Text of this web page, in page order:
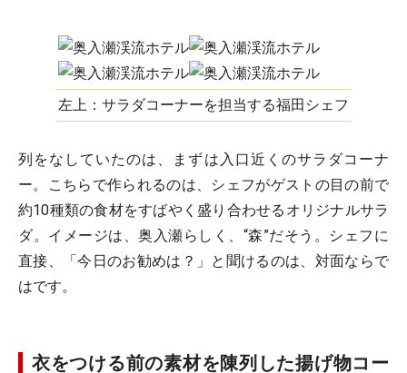
左上：サラダコーナーを担当する福田シェフ
列をなしていたのは、まずは入口近くのサラダコーナ
ー。こちらで作られるのは、シェフがゲストの目の前で
約10種類の食材をすばやく盛り合わせるオリジナルサラ
ダ。イメージは、奥入瀬らしく、“森”だそう。シェフに
直接、「今日のお勧めは？」と聞けるのは、対面ならで
はです。
衣をつける前の素材を陳列した揚げ物コー